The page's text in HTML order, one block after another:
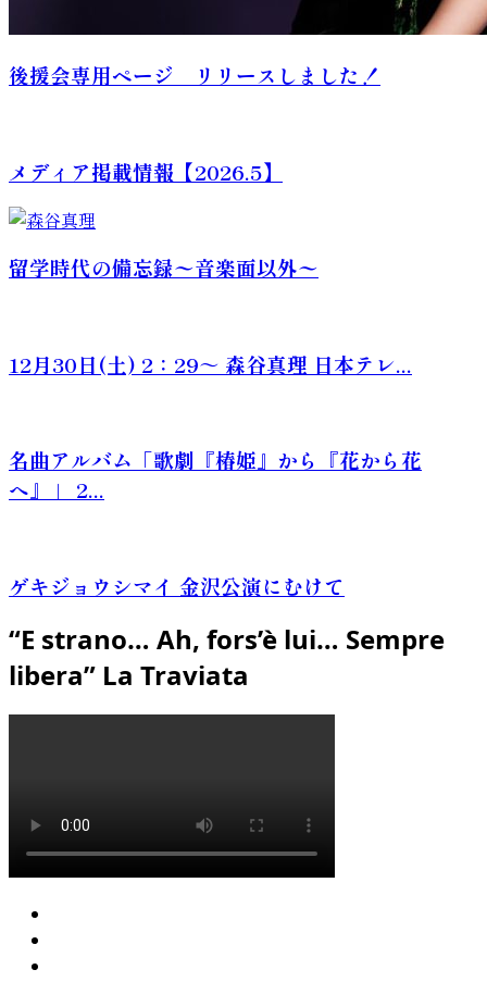
後援会専用ページ リリースしました！
メディア掲載情報【2026.5】
留学時代の備忘録〜音楽面以外〜
12月30日(土) 2：29～ 森谷真理 日本テレ...
名曲アルバム「歌劇『椿姫』から『花から花
へ』」 2...
ゲキジョウシマイ 金沢公演にむけて
“E strano… Ah, fors’è lui… Sempre
libera” La Traviata